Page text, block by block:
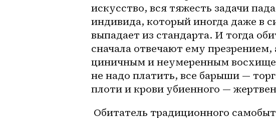
искусство, вся тяжесть задачи
индивида, который иногда даже в
выпадает из стандарта. И тогда
сначала отвечают ему
циничным и неумеренным
не надо платить, все барыши —
плоти и крови убиенного —